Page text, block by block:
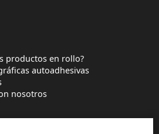
productos en rollo?
autoadhesivas
nosotros